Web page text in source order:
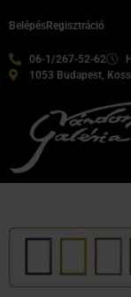
06-1/267-52-62
1053 Budapest,
BelépésRegisztráció